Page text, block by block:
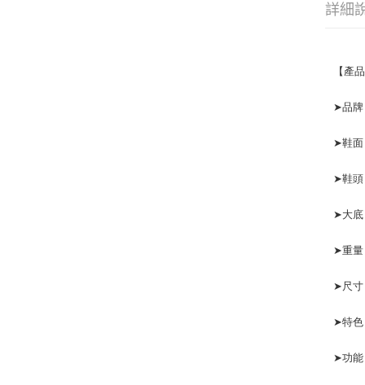
詳細
【產
➤品牌
➤鞋面
➤鞋頭
➤大底
➤重量
➤尺寸
➤特色
➤功能